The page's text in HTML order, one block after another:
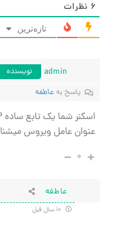
۶ نظرات
تازه‌ترین
admin
نویسنده
پاسخ بهعاطفه
عنوان عامل ویروس
۰
عاطفه